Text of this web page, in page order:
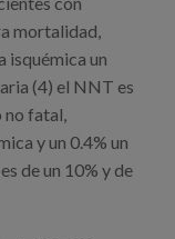
mortalidad,
isquémica un
(4) el NNT es
no fatal,
y un 0.4% un
de un 10% y de